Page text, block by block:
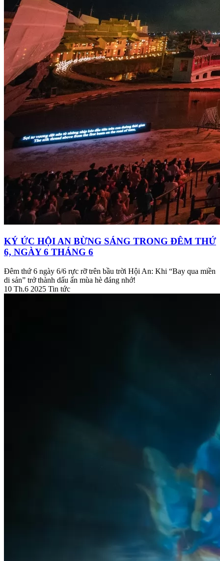
KÝ ỨC HỘI AN BỪNG SÁNG TRONG ĐÊM THỨ
6, NGÀY 6 THÁNG 6
Đêm thứ 6 ngày 6/6 rực rỡ trên bầu trời Hội An: Khi “Bay qua miền
di sản” trở thành dấu ấn mùa hè đáng nhớ!
10 Th.6 2025 Tin tức